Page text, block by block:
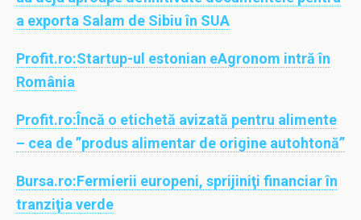
a exporta Salam de Sibiu în SUA
Profit.ro:Startup-ul estonian eAgronom intră în
România
Profit.ro:Încă o etichetă avizată pentru alimente
– cea de ”produs alimentar de origine autohtonă”
Bursa.ro:Fermierii europeni, sprijiniţi financiar în
tranziţia verde